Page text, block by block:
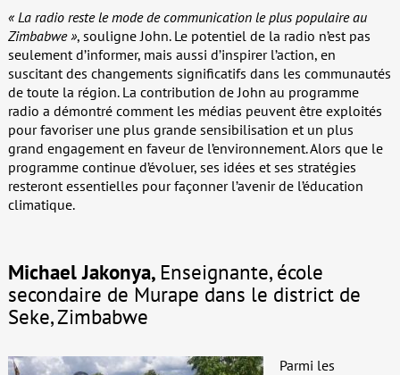
« La radio reste le mode de communication le plus populaire au
Zimbabwe », souligne John. Le potentiel de la radio n’est pas
seulement d’informer, mais aussi d’inspirer l’action, en
suscitant des changements significatifs dans les communautés
de toute la région. La contribution de John au programme
radio a démontré comment les médias peuvent être exploités
pour favoriser une plus grande sensibilisation et un plus
grand engagement en faveur de l’environnement. Alors que le
programme continue d’évoluer, ses idées et ses stratégies
resteront essentielles pour façonner l’avenir de l’éducation
climatique.
Michael Jakonya, Enseignante, école
secondaire de Murape dans le district de
Seke, Zimbabwe
Parmi les